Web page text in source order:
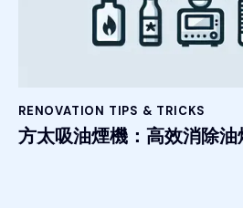
RENOVATION TIPS & TRICKS
方太吸油煙機：高效消除